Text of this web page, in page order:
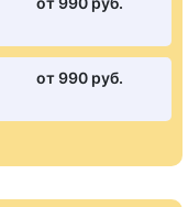
от 990 pуб.